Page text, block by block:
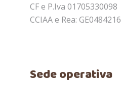
CF e P.Iva 01705330098
CCIAA e Rea: GE0484216
Sede operativa